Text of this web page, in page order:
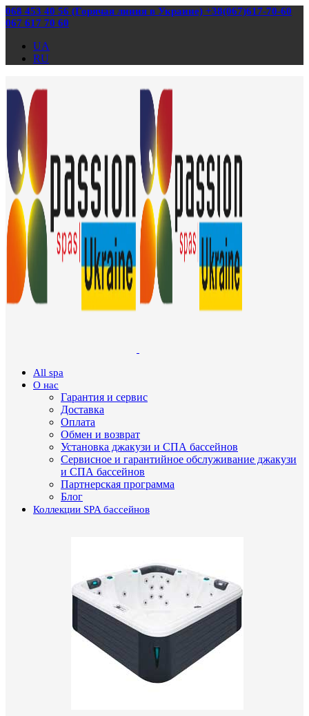
068 453 40 56 (Горячая линия в Украине) +38(067)617-70-60
067 617 70 60
UA
RU
All spa
О нас
Гарантия и сервис
Доставка
Оплата
Обмен и возврат
Установка джакузи и СПА бассейнов
Сервисное и гарантийное обслуживание джакузи
и СПА бассейнов
Партнерская программа
Блог
Коллекции SPA бассейнов